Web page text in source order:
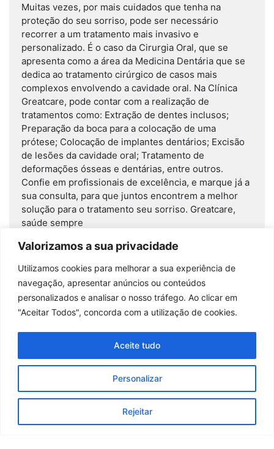
Valorizamos a sua privacidade
Utilizamos cookies para melhorar a sua experiência de
navegação, apresentar anúncios ou conteúdos
personalizados e analisar o nosso tráfego. Ao clicar em
"Aceitar Todos", concorda com a utilização de cookies.
Personalizar
Rejeitar
Aceite tudo
Muitas vezes, por mais cuidados que tenha na
proteção do seu sorriso, pode ser necessário
recorrer a um tratamento mais invasivo e
personalizado. É o caso da Cirurgia Oral, que se
apresenta como a área da Medicina Dentária que se
dedica ao tratamento cirúrgico de casos mais
complexos envolvendo a cavidade oral. Na Clínica
Greatcare, pode contar com a realização de
tratamentos como: Extração de dentes inclusos;
Preparação da boca para a colocação de uma
prótese; Colocação de implantes dentários; Excisão
de lesões da cavidade oral; Tratamento de
deformações ósseas e dentárias, entre outros.
Confie em profissionais de excelência, e marque já a
sua consulta, para que juntos encontrem a melhor
solução para o tratamento seu sorriso. Greatcare,
saúde sempre
Read More
Destaques